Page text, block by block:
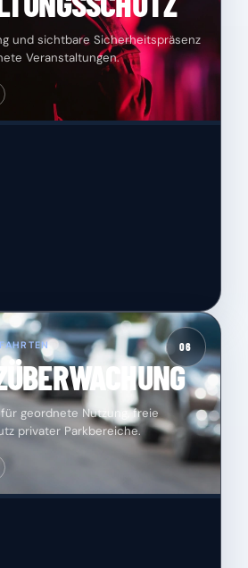
und sichtbare Sicherheitspräsenz
Veranstaltungen.
06
geordnete Nutzung, freie
privater Parkbereiche.